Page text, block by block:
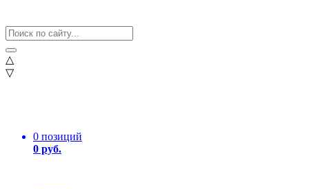
△
▽
0 позиций
0 руб.